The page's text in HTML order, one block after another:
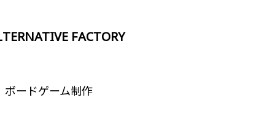
ボードゲーム制作
ALTERNATIVE FACTORY
FACTORY